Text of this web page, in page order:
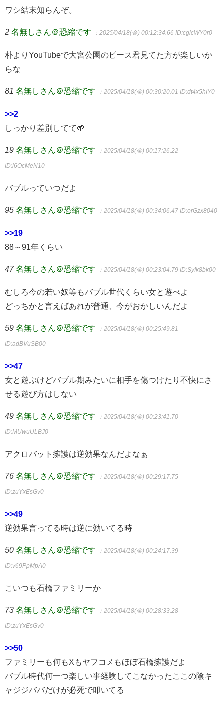
ワシ結末知らんぞ。
2 名無しさん＠恐縮です ：2025/04/18(金) 00:12:34.66 ID:cglcWY0r0
朴よりYouTubeで大宮公園のピース君見てた方が楽しいか
らな
81 名無しさん＠恐縮です ：2025/04/18(金) 00:30:20.01 ID:dt4x5hIY0
>>2
しっかり差別してて🌱
19 名無しさん＠恐縮です ：2025/04/18(金) 00:17:26.22
ID:i6OcMeN10
バブルっていつだよ
95 名無しさん＠恐縮です ：2025/04/18(金) 00:34:06.47 ID:orGzx8040
>>19
88～91年くらい
47 名無しさん＠恐縮です ：2025/04/18(金) 00:23:04.79 ID:SyIk8bk00
むしろ今の若い奴等もバブル世代くらい女と遊べよ
どっちかと言えばあれが普通、今がおかしいんだよ
59 名無しさん＠恐縮です ：2025/04/18(金) 00:25:49.81
ID:adBVuSB00
>>47
女と遊ぶけどバブル期みたいに相手を傷つけたり不快にさ
せる遊び方はしない
49 名無しさん＠恐縮です ：2025/04/18(金) 00:23:41.70
ID:MUwuULBJ0
アクロバット擁護は逆効果なんだよなぁ
76 名無しさん＠恐縮です ：2025/04/18(金) 00:29:17.75
ID:zuYxEsGv0
>>49
逆効果言ってる時は逆に効いてる時
50 名無しさん＠恐縮です ：2025/04/18(金) 00:24:17.39
ID:v69PpMpA0
こいつも石橋ファミリーか
73 名無しさん＠恐縮です ：2025/04/18(金) 00:28:33.28
ID:zuYxEsGv0
>>50
ファミリーも何もXもヤフコメもほぼ石橋擁護だよ
バブル時代何一つ楽しい事経験してこなかったここの陰キ
ャジジババだけが必死で叩いてる